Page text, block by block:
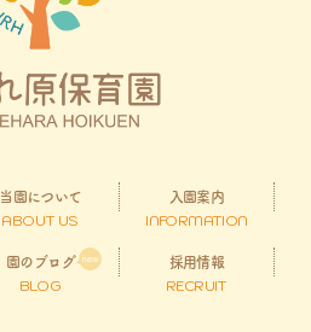
当園について
ABOUT US
入園案内
INFORMATION
園のブログ
BLOG
採用情報
RECRUIT